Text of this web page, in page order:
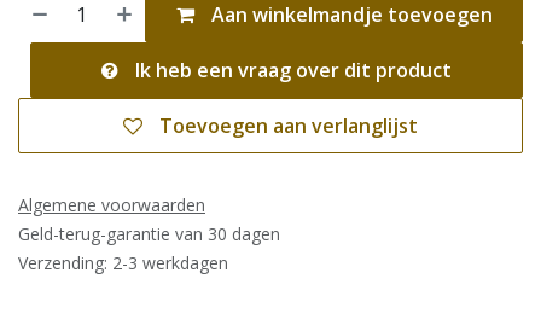
Aan winkelmandje toevoegen
Ik heb een vraag over dit product
Toevoegen aan verlanglijst
Algemene voorwaarden
Geld-terug-garantie van 30 dagen
Verzending: 2-3 werkdagen